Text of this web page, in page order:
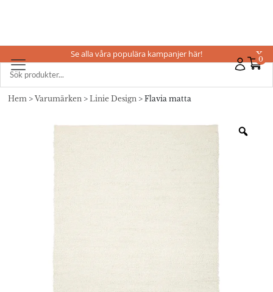
0
Se alla våra populära kampanjer här! X
Hem > Varumärken > Linie Design > Flavia matta